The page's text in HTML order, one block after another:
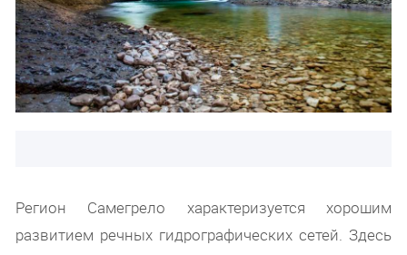
Регион Самегрело характеризуется хорошим
развитием речных гидрографических сетей. Здесь